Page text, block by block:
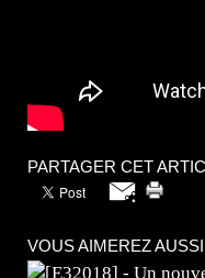
PARTAGER CET
VOUS AIMEREZ